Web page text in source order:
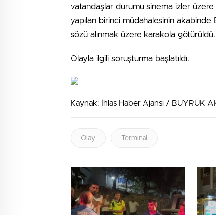
vatandaşlar durumu sinema izler
yapılan birinci müdahalesinin akabinde
sözü alınmak üzere karakola götürüldü.
Olayla ilgili soruşturma başlatıldı.
Kaynak: İhlas Haber Ajansı / BUYRUK
Olay Terminal